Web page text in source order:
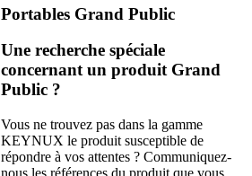
Portables Grand Public
Une recherche spéciale
concernant un produit Grand
Public ?
Vous ne trouvez pas dans la gamme
KEYNUX le produit susceptible de
répondre à vos attentes ? Communiquez-